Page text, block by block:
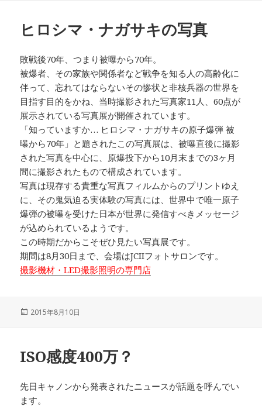
ヒロシマ・ナガサキの写真
敗戦後70年、つまり被曝から70年。
被爆者、その家族や関係者など戦争を知る人の高齢化に
伴って、忘れてはならないその惨状と非核兵器の世界を
目指す目的をかね、当時撮影された写真家11人、60点が
展示されている写真展が開催されています。
「知っていますか… ヒロシマ・ナガサキの原子爆弾 被
曝から70年」と題されたこの写真展は、被曝直後に撮影
された写真を中心に、原爆投下から10月末までの3ヶ月
間に撮影されたもので構成されています。
写真は現存する貴重な写真フィルムからのプリントゆえ
に、その鬼気迫る実体験の写真には、世界中で唯一原子
爆弾の被曝を受けた日本が世界に発信すべきメッセージ
が込められているようです。
この時期だからこそぜひ見たい写真展です。
期間は8月30日まで、会場はJCIIフォトサロンです。
撮影機材・LED撮影照明の専門店
投
2015年8月10日
ISO感度400万？
先日キャノンから発表されたニュースが話題を呼んでい
ます。